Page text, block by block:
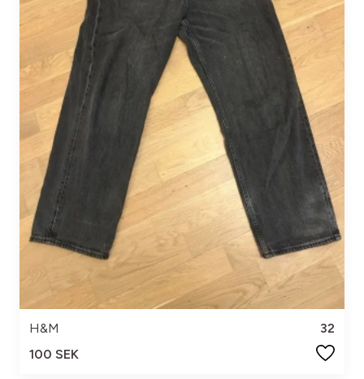
H&M
32
100 SEK